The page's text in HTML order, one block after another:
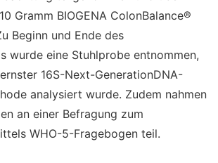
Gramm BIOGENA ColonBalance®
Beginn und Ende des
wurde eine Stuhlprobe entnommen,
16S-Next-GenerationDNA-
analysiert wurde. Zudem nahmen
an einer Befragung zum
WHO-5-Fragebogen teil.